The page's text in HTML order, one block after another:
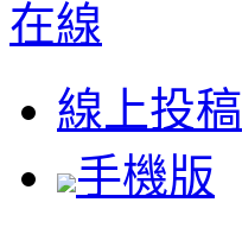
線上投稿
手機版